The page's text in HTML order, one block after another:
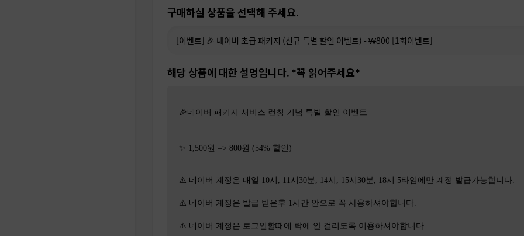
구매하실 상품을 선택해 주세요.
해당 상품에 대한 설명입니다. *꼭 읽어주세요*
🎉네이버 패키지 서비스 런칭 기념 특별 할인 이벤트
✨ 1,500원 => 800원 (54% 할인)
⚠️ 네이버 계정은 매일 10시, 11시30분, 14시, 15시30분, 18시 5타임에만 계정 발급가능합니다.
⚠️ 네이버 계정은 발급 받은후 1시간 안으로 꼭 사용하셔야합니다.
⚠️ 네이버 계정은 로그인할때에 락에 안 걸리도록 이용하셔야합니다.